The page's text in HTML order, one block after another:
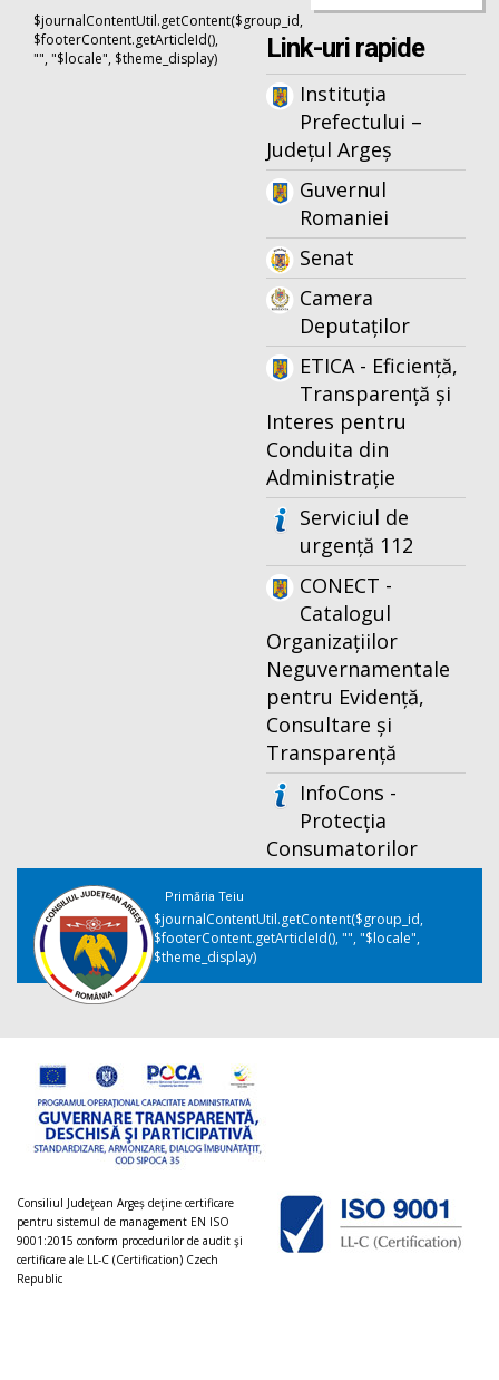
$journalContentUtil.getContent($group_id,
$footerContent.getArticleId(),
"", "$locale", $theme_display)
Link-uri rapide
Instituția
Prefectului –
Județul Argeș
Guvernul
Romaniei
Senat
Camera
Deputaților
ETICA - Eficiență,
Transparență și
Interes pentru
Conduita din
Administrație
Serviciul de
urgență 112
CONECT -
Catalogul
Organizațiilor
Neguvernamentale
pentru Evidență,
Consultare și
Transparență
InfoCons -
Protecția
Consumatorilor
Primăria Teiu
$journalContentUtil.getContent($group_id,
$footerContent.getArticleId(), "", "$locale",
$theme_display)
Consiliul Judeţean Argeș deţine certificare
pentru sistemul de management EN ISO
9001:2015 conform procedurilor de audit şi
certificare ale LL-C (Certification) Czech
Republic